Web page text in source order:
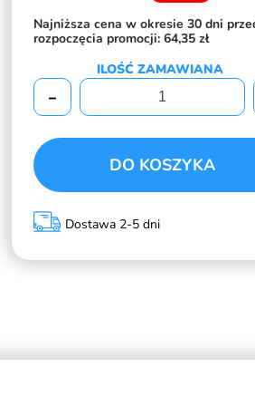
Najniższa cena w okresie 30 dni
rozpoczęcia promocji:64,35 zł
ILOŚĆ ZAMAWIANA
-
DO KOSZYKA
Dostawa 2-5 dni